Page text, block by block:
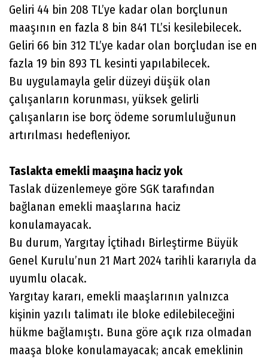
Geliri 44 bin 208 TL’ye kadar olan borçlunun
maaşının en fazla 8 bin 841 TL’si kesilebilecek.
Geliri 66 bin 312 TL’ye kadar olan borçludan ise en
fazla 19 bin 893 TL kesinti yapılabilecek.
Bu uygulamayla gelir düzeyi düşük olan
çalışanların korunması, yüksek gelirli
çalışanların ise borç ödeme sorumluluğunun
artırılması hedefleniyor.
Taslakta emekli maaşına haciz yok
Taslak düzenlemeye göre SGK tarafından
bağlanan emekli maaşlarına haciz
konulamayacak.
Bu durum, Yargıtay İçtihadı Birleştirme Büyük
Genel Kurulu’nun 21 Mart 2024 tarihli kararıyla da
uyumlu olacak.
Yargıtay kararı, emekli maaşlarının yalnızca
kişinin yazılı talimatı ile bloke edilebileceğini
hükme bağlamıştı. Buna göre açık rıza olmadan
maaşa bloke konulamayacak; ancak emeklinin